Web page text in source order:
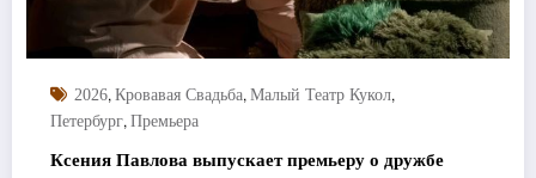
2026, Кровавая Свадьба, Малый Театр Кукол,
Петербург, Премьера
Ксения Павлова выпускает премьеру о дружбе